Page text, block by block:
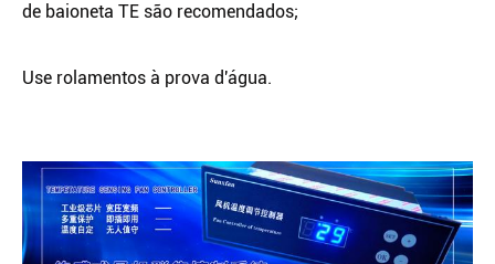
de baioneta TE são recomendados;
Use rolamentos à prova d'água.